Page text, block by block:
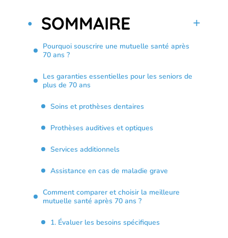
SOMMAIRE
Pourquoi souscrire une mutuelle santé après
70 ans ?
Les garanties essentielles pour les seniors de
plus de 70 ans
Soins et prothèses dentaires
Prothèses auditives et optiques
Services additionnels
Assistance en cas de maladie grave
Comment comparer et choisir la meilleure
mutuelle santé après 70 ans ?
1. Évaluer les besoins spécifiques